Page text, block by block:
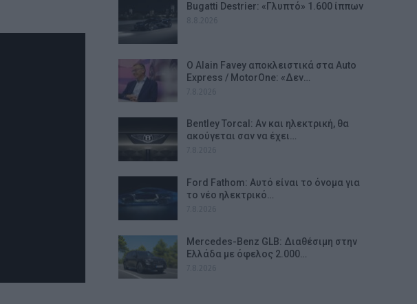
Bugatti Destrier: «Γλυπτό» 1.600 ίππων
Ο Alain Favey αποκλειστικά στα Auto
Express / MotorOne: «Δεν…
Bentley Torcal: Αν και ηλεκτρική, θα
ακούγεται σαν να έχει…
Ford Fathom: Αυτό είναι το όνομα για
το νέο ηλεκτρικό…
Mercedes-Benz GLB: Διαθέσιμη στην
Ελλάδα με όφελος 2.000…